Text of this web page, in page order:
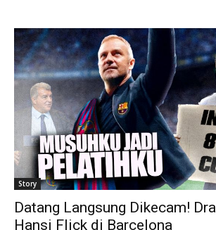
Story
Datang Langsung Dikecam!
Hansi Flick di Barcelona